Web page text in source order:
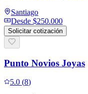
Santiago
Desde $250.000
Solicitar cotización
Punto Novios Joyas
5.0 (8)